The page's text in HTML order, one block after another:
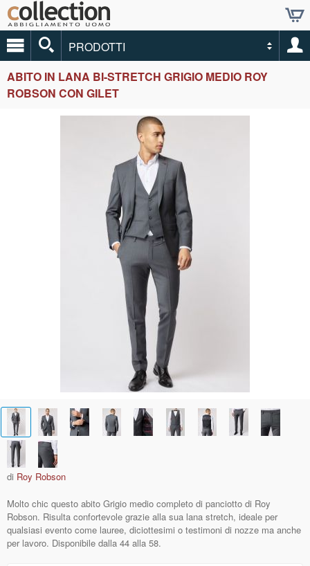
PRODOTTI
ABITO IN LANA BI-STRETCH GRIGIO MEDIO ROY
ROBSON CON GILET
di Roy Robson
Molto chic questo abito Grigio medio completo di panciotto di Roy
Robson. Risulta confortevole grazie alla sua lana stretch, ideale per
qualsiasi evento come lauree, diciottesimi o testimoni di nozze ma anche
per lavoro. Disponibile dalla 44 alla 58.